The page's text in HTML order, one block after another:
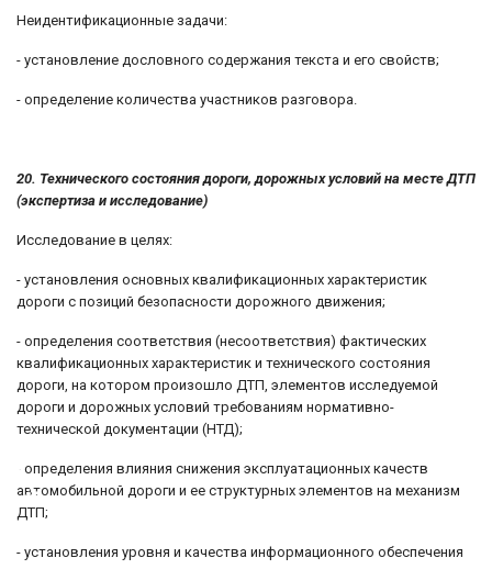
Неидентификационные задачи:
- установление дословного содержания текста и его свойств;
- определение количества участников разговора.
20. Технического состояния дороги, дорожных условий на месте ДТП
(экспертиза и исследование)
Исследование в целях:
- установления основных квалификационных характеристик
дороги с позиций безопасности дорожного движения;
- определения соответствия (несоответствия) фактических
квалификационных характеристик и технического состояния
дороги, на котором произошло ДТП, элементов исследуемой
дороги и дорожных условий требованиям нормативно-
технической документации (НТД);
- определения влияния снижения эксплуатационных качеств
автомобильной дороги и ее структурных элементов на механизм
ДТП;
- установления уровня и качества информационного обеспечения